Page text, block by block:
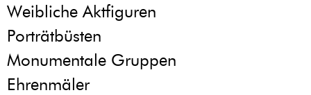
Weibliche Aktfiguren
Porträtbüsten
Monumentale Gruppen
Ehrenmäler